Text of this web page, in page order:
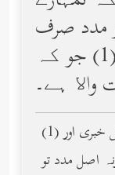
مدد صرف
اللہ ہی کی طرف سے ہے(1) جو کہ
واﻻ ہے۔
(1) یعنی فرشتوں کا نزول تو صرف خوش خبری اور
اصل مدد تو